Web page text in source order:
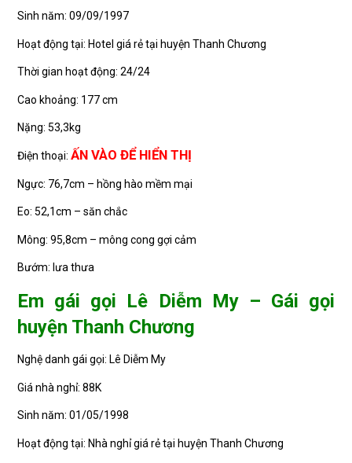
Sinh năm: 09/09/1997
Hoạt động tại: Hotel giá rẻ tại huyện Thanh Chương
Thời gian hoạt động: 24/24
Cao khoảng: 177 cm
Nặng: 53,3kg
Điện thoại:ẤN VÀO ĐỂ HIỂN THỊ
Ngực: 76,7cm – hồng hào mềm mại
Eo: 52,1cm – săn chắc
Mông: 95,8cm – mông cong gợi cảm
Bướm: lưa thưa
Em gái gọi Lê Diễm My – Gái gọi
huyện Thanh Chương
Nghệ danh gái gọi: Lê Diễm My
Giá nhà nghỉ: 88K
Sinh năm: 01/05/1998
Hoạt động tại: Nhà nghỉ giá rẻ tại huyện Thanh Chương